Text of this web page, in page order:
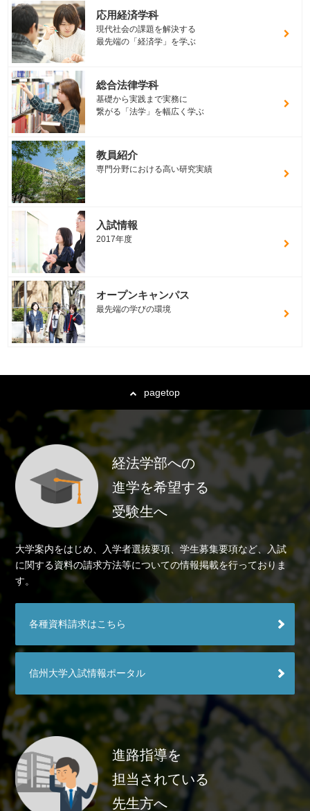
応用経済学科
現代社会の課題を解決する
最先端の「経済学」を学ぶ
総合法律学科
基礎から実践まで実務に
繋がる「法学」を幅広く学ぶ
教員紹介
専門分野における高い研究実績
入試情報
2017年度
オープンキャンパス
最先端の学びの環境
pagetop
経法学部への
進学を希望する
受験生へ
大学案内をはじめ、入学者選抜要項、学生募集要項など、入試
に関する資料の請求方法等についての情報掲載を行っておりま
す。
各種資料請求はこちら
信州大学入試情報ポータル
進路指導を
担当されている
先生方へ